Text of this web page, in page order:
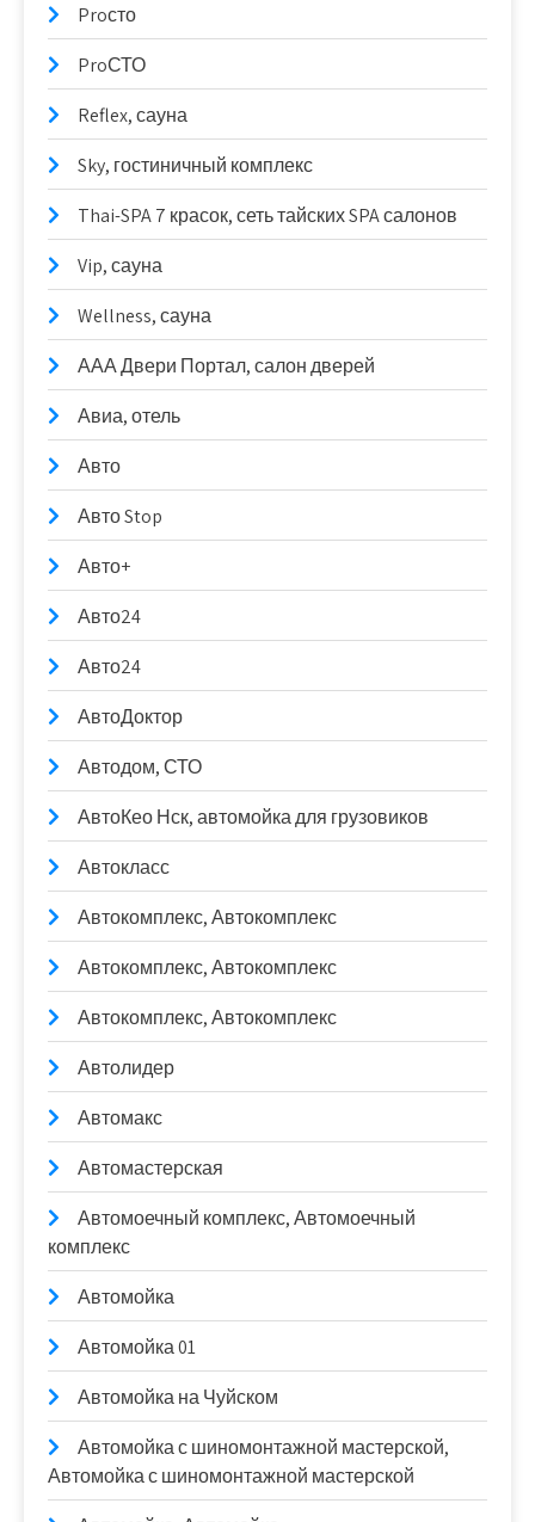
Proсто
ProСТО
Reflex, сауна
Sky, гостиничный комплекс
Thai-SPA 7 красок, сеть тайских SPA салонов
Vip, сауна
Wellness, сауна
ААА Двери Портал, салон дверей
Авиа, отель
Авто
Авто Stop
Авто+
Авто24
Авто24
АвтоДоктор
Автодом, СТО
АвтоКео Нск, автомойка для грузовиков
Автокласс
Автокомплекс, Автокомплекс
Автокомплекс, Автокомплекс
Автокомплекс, Автокомплекс
Автолидер
Автомакс
Автомастерская
Автомоечный комплекс, Автомоечный
комплекс
Автомойка
Автомойка 01
Автомойка на Чуйском
Автомойка с шиномонтажной мастерской,
Автомойка с шиномонтажной мастерской